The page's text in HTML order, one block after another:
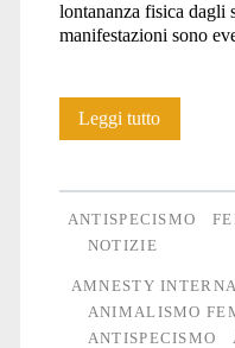
lontananza fisica dagli
manifestazioni sono
Leggi tuttoIl
specismo)
ANTISPECISMO
NOTIZIE
AMNESTY
ANIMALISMO
ANTISPECISMO